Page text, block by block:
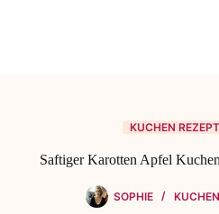
KUCHEN
Saftiger Karotten Apfel
SOPHIE